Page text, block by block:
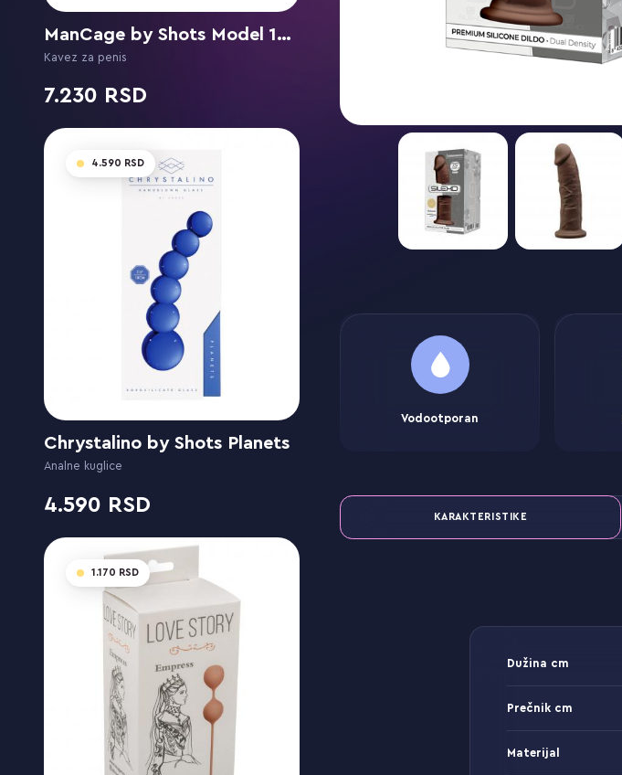
ManCage by Shots Model 18 3.5" / 9 cm
Kavez za penis
7.230
4.590
Chrystalino by Shots Planets
Analne kuglice
4.590
1.170
Vodootporan
KARAKTERISTIKE
Dužina cm
Prečnik cm
Materijal